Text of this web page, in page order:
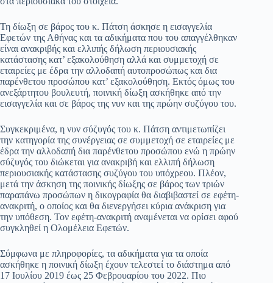
pp
m
στ
εί
τε
Τη δίωξη σε βάρος του κ. Πάτση άσκησε η εισαγγελία
Εφετών της Αθήνας και τα αδικήματα που του απαγγέλθηκαν
είναι ανακριβής και ελλιπής δήλωση περιουσιακής
κατάστασης κατ’ εξακολούθηση αλλά και συμμετοχή σε
εταιρείες με έδρα την αλλοδαπή αυτοπροσώπως και δια
παρένθετου προσώπου κατ’ εξακολούθηση. Εκτός όμως του
ανεξάρτητου βουλευτή, ποινική δίωξη ασκήθηκε από την
εισαγγελία και σε βάρος της νυν και της πρώην συζύγου του.
Συγκεκριμένα, η νυν σύζυγός του κ. Πάτση αντιμετωπίζει
την κατηγορία της συνέργειας σε συμμετοχή σε εταιρείες με
έδρα την αλλοδαπή δια παρένθετου προσώπου ενώ η πρώην
σύζυγός του διώκεται για ανακριβή και ελλιπή δήλωση
περιουσιακής κατάστασης συζύγου του υπόχρεου. Πλέον,
μετά την άσκηση της ποινικής δίωξης σε βάρος των τριών
παραπάνω προσώπων η δικογραφία θα διαβιβαστεί σε εφέτη-
ανακριτή, ο οποίος και θα διενεργήσει κύρια ανάκριση για
την υπόθεση. Τον εφέτη-ανακριτή αναμένεται να ορίσει αφού
συγκληθεί η Ολομέλεια Εφετών.
Σύμφωνα με πληροφορίες, τα αδικήματα για τα οποία
ασκήθηκε η ποινική δίωξη έχουν τελεστεί το διάστημα από
17 Ιουλίου 2019 έως 25 Φεβρουαρίου του 2022. Πιο